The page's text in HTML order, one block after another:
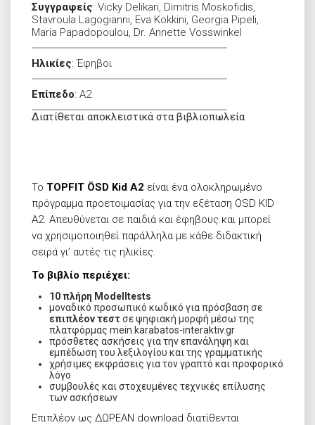
Συγγραφείς: Vicky Delikari, Dimitris Moskofidis,
Stavroula Lagogianni, Eva Kokkini, Georgia Pipeli,
Maria Papadopoulou, Dr. Annette Vosswinkel
Ηλικίες:Έφηβοι
Επίπεδο: A2
Διατίθεται αποκλειστικά στα βιβλιοπωλεία
Το TOPFIT ÖSD Kid A2 είναι ένα ολοκληρωμένο
πρόγραμμα προετοιμασίας για την εξέταση ÖSD KID
A2. Απευθύνεται σε παιδιά και έφηβους και μπορεί
να χρησιμοποιηθεί παράλληλα με κάθε διδακτική
σειρά γι’ αυτές τις ηλικίες.
Το βιβλίο περιέχει:
10 πλήρη Modelltests
μοναδικό προσωπικό κωδικό για πρόσβαση σε
επιπλέον τεστσε ψηφιακή μορφή μέσω της
πλατφόρμας mein.karabatos-interaktiv.gr
πρόσθετες ασκήσεις για την επανάληψη και
εμπέδωση του λεξιλογίου και της γραμματικής
χρήσιμες εκφράσεις για τον γραπτό και προφορικό
λόγο
συμβουλές και στοχευμένες τεχνικές επίλυσης
των ασκήσεων
Επιπλέον ως ΔΩΡΕΑΝ download διατίθενται